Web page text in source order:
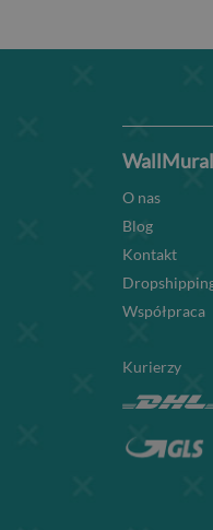
O nas
Blog
Kontakt
Współpraca
Kurierzy